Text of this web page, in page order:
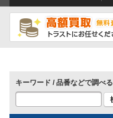
キーワード / 品番などで調べる